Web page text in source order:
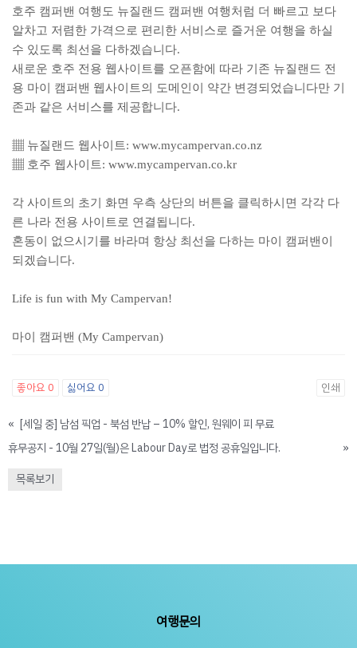
호주 캠퍼밴 여행도 뉴질랜드 캠퍼밴 여행처럼 더 빠르고 보다
알차고 저렴한 가격으로 편리한 서비스로 즐거운 여행을 하실
수 있도록 최선을 다하겠습니다.
새로운 호주 전용 웹사이트를 오픈함에 따라 기존 뉴질랜드 전
용 마이 캠퍼밴 웹사이트의 도메인이 약간 변경되었습니다만 기
존과 같은 서비스를 제공합니다.
▦ 뉴질랜드 웹사이트: www.mycampervan.co.nz
▦ 호주 웹사이트: www.mycampervan.co.kr
각 사이트의 초기 화면 우측 상단의 버튼을 클릭하시면 각각 다
른 나라 전용 사이트로 연결됩니다.
혼동이 없으시기를 바라며 항상 최선을 다하는 마이 캠퍼밴이
되겠습니다.
Life is fun with My Campervan!
마이 캠퍼밴 (My Campervan)
좋아요 0 싫어요 0 인쇄
« [세일 중] 남섬 픽업 - 북섬 반납 – 10% 할인, 원웨이 피 무료
휴무공지 - 10월 27일(월)은 Labour Day로 법정 공휴일입니다.
»
목록보기
여행문의